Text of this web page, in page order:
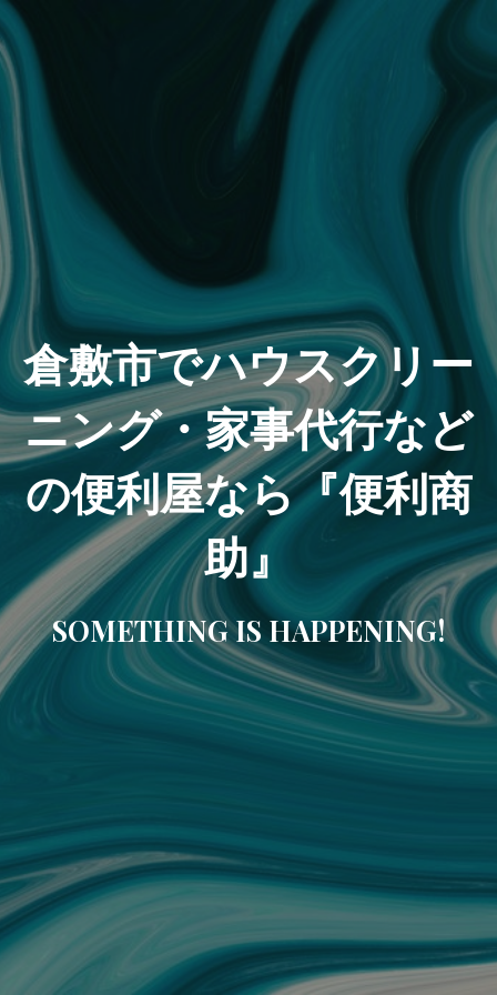
倉敷市でハウスクリー
ニング・家事代行など
の便利屋なら『便利商
助』
SOMETHING IS HAPPENING!